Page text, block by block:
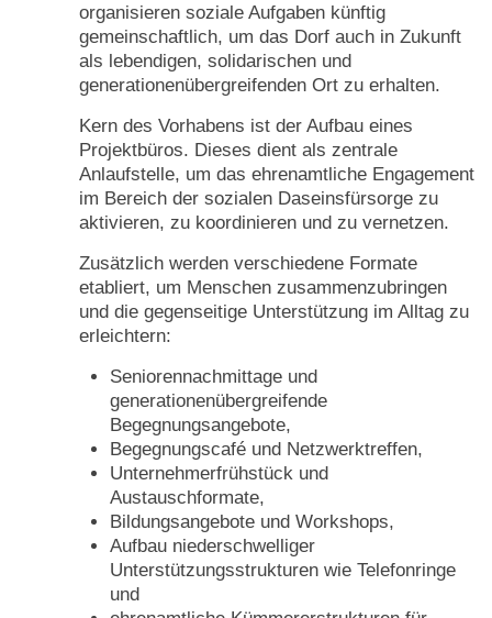
organisieren soziale Aufgaben künftig
gemeinschaftlich, um das Dorf auch in Zukunft
als lebendigen, solidarischen und
generationenübergreifenden Ort zu erhalten.
Kern des Vorhabens ist der Aufbau eines
Projektbüros. Dieses dient als zentrale
Anlaufstelle, um das ehrenamtliche Engagement
im Bereich der sozialen Daseinsfürsorge zu
aktivieren, zu koordinieren und zu vernetzen.
Zusätzlich werden verschiedene Formate
etabliert, um Menschen zusammenzubringen
und die gegenseitige Unterstützung im Alltag zu
erleichtern:
Seniorennachmittage und
generationenübergreifende
Begegnungsangebote,
Begegnungscafé und Netzwerktreffen,
Unternehmerfrühstück und
Austauschformate,
Bildungsangebote und Workshops,
Aufbau niederschwelliger
Unterstützungsstrukturen wie Telefonringe
und